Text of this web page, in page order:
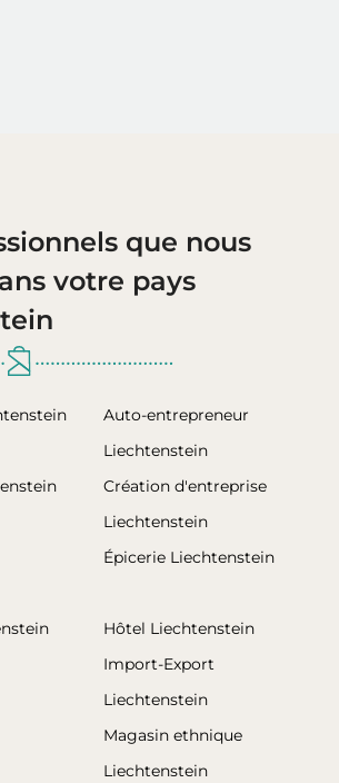
que nous
votre pays
Auto-entrepreneur
Liechtenstein
Création d'entreprise
Liechtenstein
Épicerie Liechtenstein
Hôtel Liechtenstein
Import-Export
Liechtenstein
Magasin ethnique
Liechtenstein